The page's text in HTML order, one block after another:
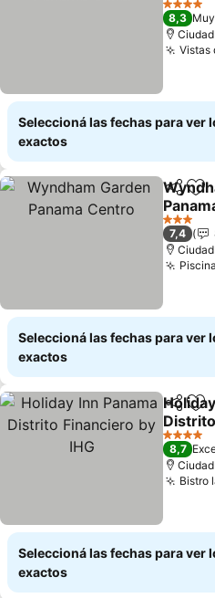
4 Estrellas
8,3
Vistas
Seleccioná las fechas para ver
exactos
3 Estrellas
7,4
Seleccioná las fechas para ver
exactos
4 Estrellas
8,7
Bistro
Seleccioná las fechas para ver
exactos